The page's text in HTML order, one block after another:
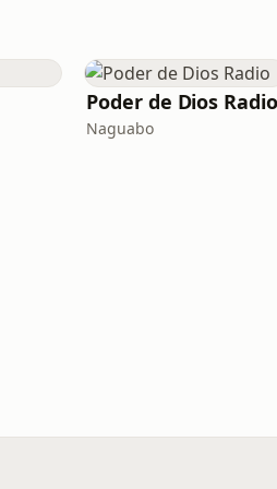
Poder de Dios Radio
Naguabo